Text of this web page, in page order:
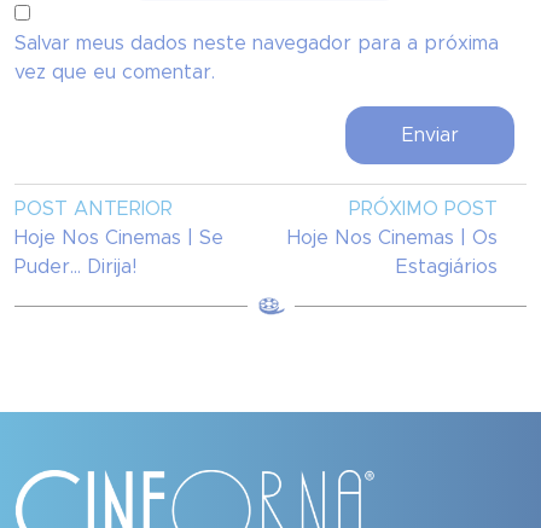
Salvar meus dados neste navegador para a próxima
vez que eu comentar.
POST ANTERIOR
Hoje Nos Cinemas | Se
Puder... Dirija!
PRÓXIMO POST
Hoje Nos Cinemas | Os
Estagiários